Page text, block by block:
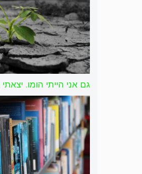
גם אני הייתי הומו.